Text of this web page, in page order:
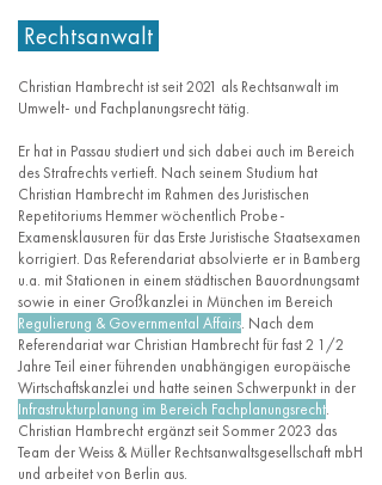
Rechtsanwalt
Christian Hambrecht ist seit 2021 als Rechtsanwalt im
Umwelt- und Fachplanungsrecht tätig.
Er hat in Passau studiert und sich dabei auch im Bereich
des Strafrechts vertieft. Nach seinem Studium hat
Christian Hambrecht im Rahmen des Juristischen
Repetitoriums Hemmer wöchentlich Probe-
Examensklausuren für das Erste Juristische Staatsexamen
korrigiert. Das Referendariat absolvierte er in Bamberg
u.a. mit Stationen in einem städtischen Bauordnungsamt
sowie in einer Großkanzlei in München im Bereich
Regulierung & Governmental Affairs. Nach dem
Referendariat war Christian Hambrecht für fast 2 1/2
Jahre Teil einer führenden unabhängigen europäische
Wirtschaftskanzlei und hatte seinen Schwerpunkt in der
Infrastrukturplanung im Bereich Fachplanungsrecht.
Christian Hambrecht ergänzt seit Sommer 2023 das
Team der Weiss & Müller Rechtsanwaltsgesellschaft mbH
und arbeitet von Berlin aus.